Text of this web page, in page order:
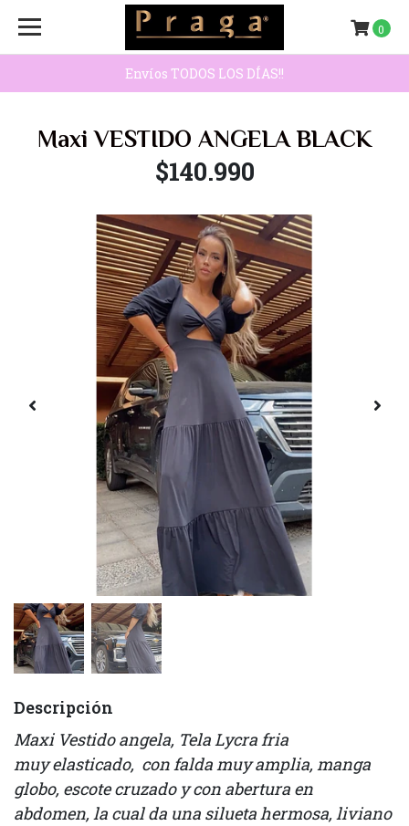
Envíos TODOS LOS DÍAS!!
0
Maxi VESTIDO ANGELA BLACK
$140.990
Descripción
Maxi Vestido angela, Tela Lycra fria
muy elasticado, con falda muy amplia, manga
globo, escote cruzado y con abertura en
abdomen, la cual da una silueta hermosa, liviano